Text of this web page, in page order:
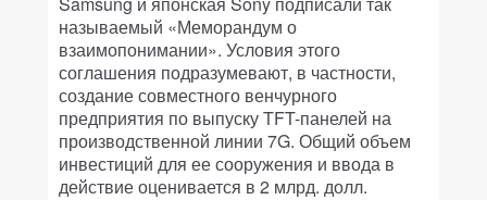
называемый «Меморандум о
взаимопонимании». Условия этого
соглашения подразумевают, в частности,
создание совместного венчурного
предприятия по выпуску TFT-панелей на
производственной линии 7G. Общий объем
инвестиций для ее сооружения и ввода в
действие оценивается в 2 млрд. долл.